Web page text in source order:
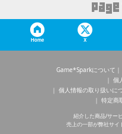
Home X
Game*Sparkについて
個
個人情報の取り扱いに
特定商
紹介した商品/サー
売上の一部が弊社サイ